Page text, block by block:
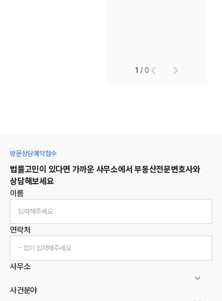
1 /0
방문상담예약접수
법률고민이 있다면 가까운 사무소에서 부동산전문변호사와
상담해보세요
이름
연락처
사무소
사건분야